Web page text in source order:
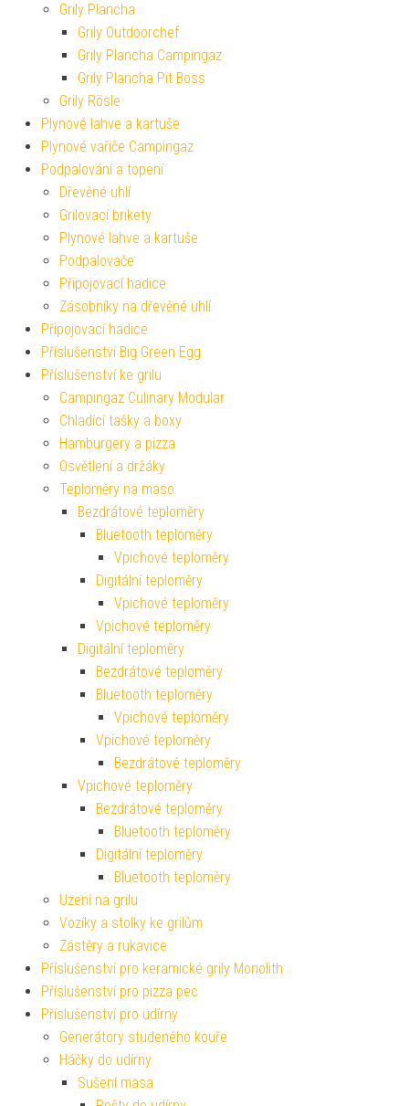
Grily Plancha
Grily Outdoorchef
Grily Plancha Campingaz
Grily Plancha Pit Boss
Grily Rösle
Plynové lahve a kartuše
Plynové vařiče Campingaz
Podpalování a topení
Dřevěné uhlí
Grilovací brikety
Plynové lahve a kartuše
Podpalovače
Připojovací hadice
Zásobníky na dřevěné uhlí
Připojovací hadice
Příslušenství Big Green Egg
Příslušenství ke grilu
Campingaz Culinary Modular
Chladící tašky a boxy
Hamburgery a pizza
Osvětlení a držáky
Teploměry na maso
Bezdrátové teploměry
Bluetooth teploměry
Vpichové teploměry
Digitální teploměry
Vpichové teploměry
Vpichové teploměry
Digitální teploměry
Bezdrátové teploměry
Bluetooth teploměry
Vpichové teploměry
Vpichové teploměry
Bezdrátové teploměry
Vpichové teploměry
Bezdrátové teploměry
Bluetooth teploměry
Digitální teploměry
Bluetooth teploměry
Uzení na grilu
Vozíky a stolky ke grilům
Zástěry a rukavice
Příslušenství pro keramické grily Monolith
Příslušenství pro pizza pec
Příslušenství pro udírny
Generátory studeného kouře
Háčky do udírny
Sušení masa